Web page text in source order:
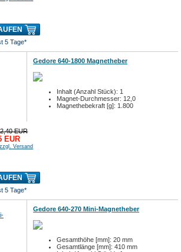
5 Tage*
Gedore 640-1800 Magnetheber
Inhalt (Anzahl Stück): 1
Magnet-Durchmesser: 12,0
Magnethebekraft [g]: 1.800
EUR
EUR
zzgl. Versand
5 Tage*
Gedore 640-270 Mini-Magnetheber
Gesamthöhe [mm]: 20 mm
Gesamtlänge [mm]: 410 mm